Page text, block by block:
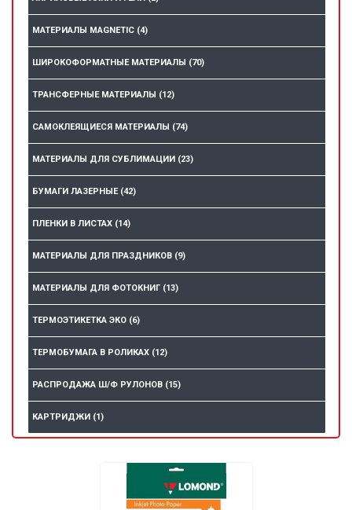
МАТЕРИАЛЫ MAGNETIC (4)
ШИРОКОФОРМАТНЫЕ МАТЕРИАЛЫ (70)
ТРАНСФЕРНЫЕ МАТЕРИАЛЫ (12)
САМОКЛЕЯЩИЕСЯ МАТЕРИАЛЫ (74)
МАТЕРИАЛЫ ДЛЯ СУБЛИМАЦИИ (23)
БУМАГИ ЛАЗЕРНЫЕ (42)
ПЛЕНКИ В ЛИСТАХ (14)
МАТЕРИАЛЫ ДЛЯ ПРАЗДНИКОВ (9)
МАТЕРИАЛЫ ДЛЯ ФОТОКНИГ (13)
ТЕРМОЭТИКЕТКА ЭКО (6)
ТЕРМОБУМАГА В РОЛИКАХ (12)
РАСПРОДАЖА Ш/Ф РУЛОНОВ (15)
КАРТРИДЖИ (1)